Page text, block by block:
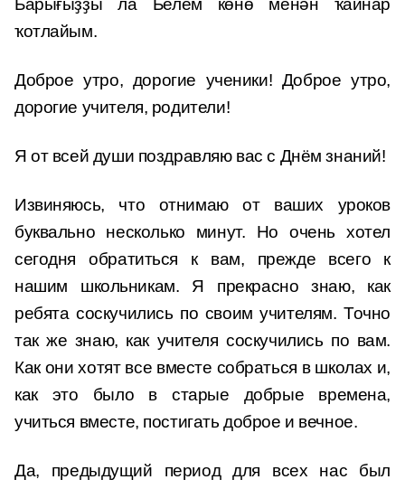
Барығыҙҙы ла Белем көнө менән ҡайнар
ҡотлайым.
Доброе утро, дорогие ученики! Доброе утро,
дорогие учителя, родители!
Я от всей души поздравляю вас с Днём знаний!
Извиняюсь, что отнимаю от ваших уроков
буквально несколько минут. Но очень хотел
сегодня обратиться к вам, прежде всего к
нашим школьникам. Я прекрасно знаю, как
ребята соскучились по своим учителям. Точно
так же знаю, как учителя соскучились по вам.
Как они хотят все вместе собраться в школах и,
как это было в старые добрые времена,
учиться вместе, постигать доброе и вечное.
Да, предыдущий период для всех нас был